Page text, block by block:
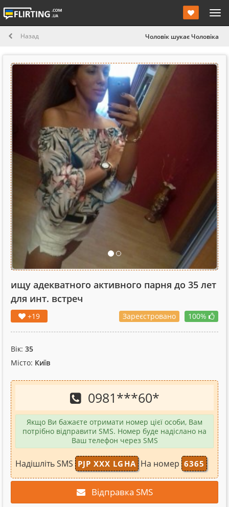
Назад Чоловік шукає Чоловіка
ищу адекватного активного парня до 35 лет
для инт. встреч
+19 100%
Зареєстровано
Вік: 35
Місто: Київ
0981***60*
Якщо Ви бажаєте отримати номер цієї особи, Вам
потрібно відправити SMS. Номер буде надіслано на
Ваш телефон через SMS
Надішліть SMS PJP XXX LGHA На номер 6365
Відправка SMS